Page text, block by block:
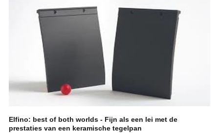
Elfino: best of both worlds - Fijn als een lei met de
prestaties van een keramische tegelpan